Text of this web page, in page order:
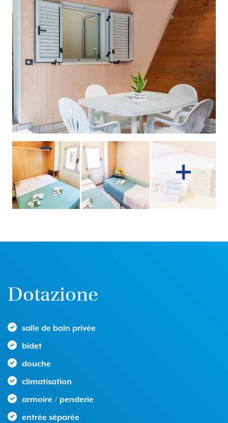
Dotazione
salle de bain privée
bidet
douche
climatisation
armoire / penderie
entrée séparée